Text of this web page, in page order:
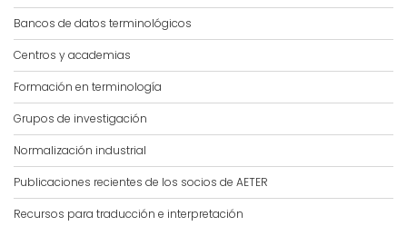
Bancos de datos terminológicos
Centros y academias
Formación en terminología
Grupos de investigación
Normalización industrial
Publicaciones recientes de los socios de AETER
Recursos para traducción e interpretación